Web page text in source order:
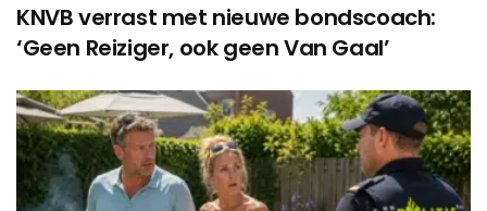
KNVB verrast met nieuwe bondscoach:
‘Geen Reiziger, ook geen Van Gaal’